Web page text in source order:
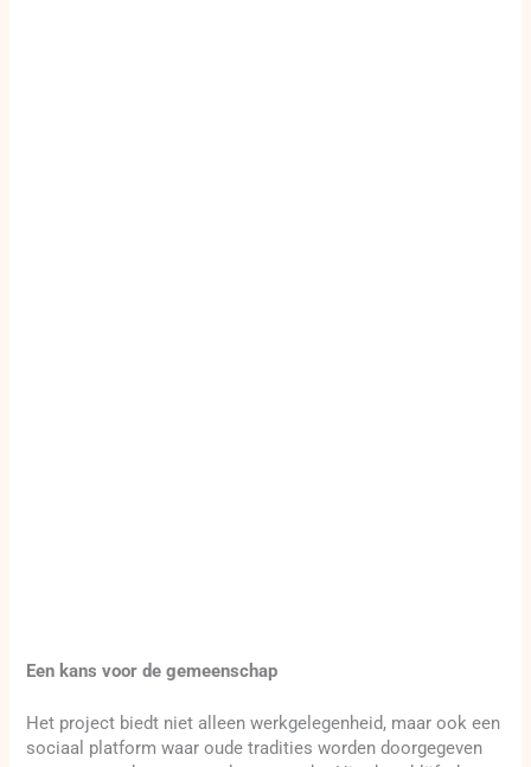
Een kans voor de gemeenschap
Het project biedt niet alleen werkgelegenheid, maar ook een
sociaal platform waar oude tradities worden doorgegeven